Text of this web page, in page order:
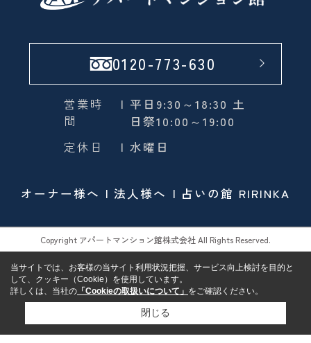
0120-773-630
営業時
間
| 平日9:30～18:30 土
日祭10:00～19:00
定休日
| 水曜日
オーナー様へ 法人様へ 占いの館 RIRINKA
Copyright アパートマンション館株式会社 All Rights Reserved.
当サイトでは、お客様の当サイト利用状況把握、サービス向上検討を目的と
して、クッキー（Cookie）を使用しています。
詳しくは、当社の 「Cookieの取扱いについて」 をご確認ください。
閉じる